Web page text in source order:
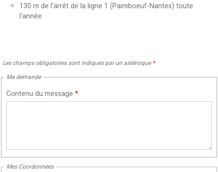
130 m de l'arrêt de la ligne 1 (Paimboeuf-Nantes) toute
l'année
Les champs obligatoires sont indiqués par un astérisque *
Ma demande
Contenu du message *
Mes Coordonnées